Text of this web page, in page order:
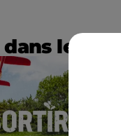
le Sud